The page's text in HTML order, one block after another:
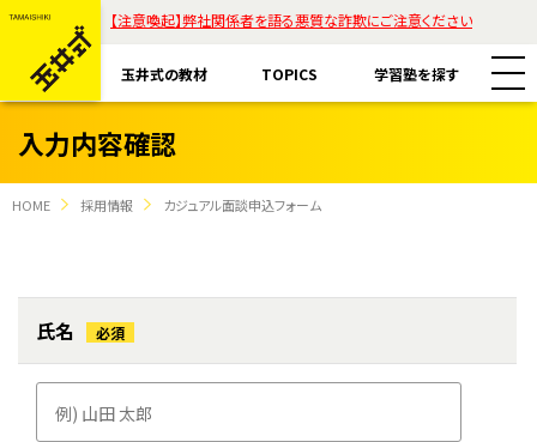
【注意喚起】弊社関係者を語る悪質な詐欺にご注意ください
玉井式の教材 TOPICS 学習塾を探す
玉井式国語的理科教室
魔法の国語
代表挨拶
保護者様のお声
すべて
コラム「才能は家庭教育で開花する」
エリアから探す
入力内容確認
HOME 採用情報 カジュアル面談申込フォーム
氏名 必須